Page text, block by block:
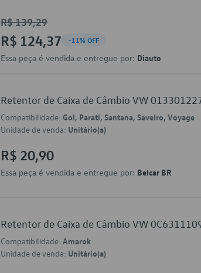
R$ 139,29
R$ 124,37 -11% OFF
Essa peça é vendida e entregue por: Diauto
Retentor de Caixa de Câmbio VW
Compatibilidade: Gol, Parati, Santana, Saveiro, Voyage
Unidade de venda: Unitário(a)
R$ 20,90
Essa peça é vendida e entregue por: Belcar BR
Retentor de Caixa de Câmbio VW
Compatibilidade: Amarok
Unidade de venda: Unitário(a)